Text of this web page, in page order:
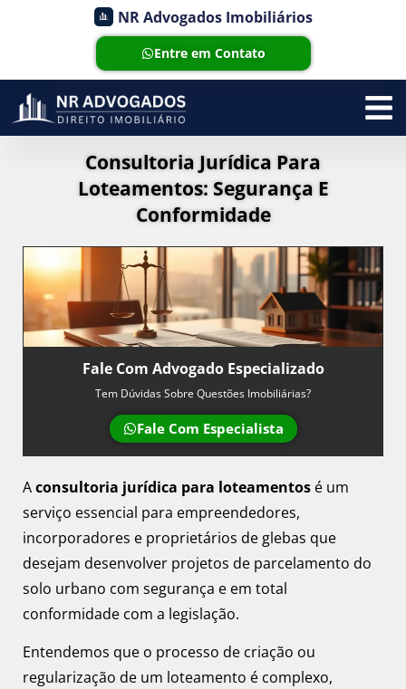
NR Advogados Imobiliários
Entre em Contato
Consultoria Jurídica Para
Loteamentos: Segurança E
Conformidade
Fale Com Advogado Especializado
Tem Dúvidas Sobre Questões Imobiliárias?
Fale Com Especialista
Aconsultoria jurídica para loteamentos é um
serviço essencial para empreendedores,
incorporadores e proprietários de glebas que
desejam desenvolver projetos de parcelamento do
solo urbano com segurança e em total
conformidade com a legislação.
Entendemos que o processo de criação ou
regularização de um loteamento é complexo,